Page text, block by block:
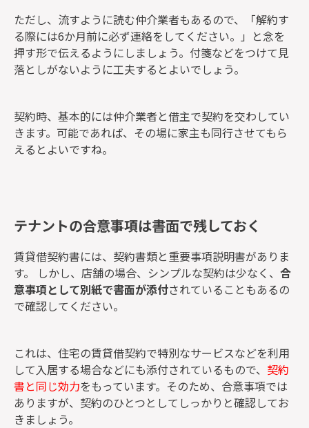
ただし、流すように読む仲介業者もあるので、「解約す
る際には6か月前に必ず連絡をしてください。」と念を
押す形で伝えるようにしましょう。付箋などをつけて見
落としがないように工夫するとよいでしょう。
契約時、基本的には仲介業者と借主で契約を交わしてい
きます。可能であれば、その場に家主も同行させてもら
えるとよいですね。
テナントの合意事項は書面で残しておく
賃貸借契約書には、契約書類と重要事項説明書がありま
す。 しかし、店舗の場合、シンプルな契約は少なく、 合
意事項として別紙で書面が添付されていることもあるの
で確認してください。
これは、住宅の賃貸借契約で特別なサービスなどを利用
して入居する場合などにも添付されているもので、 契約
書と同じ効力をもっています。そのため、合意事項では
ありますが、契約のひとつとしてしっかりと確認してお
きましょう。